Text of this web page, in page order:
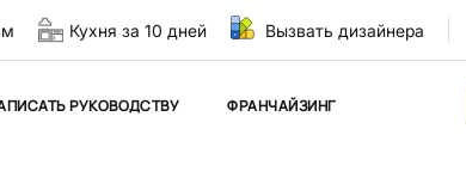
Кухня за 10 дней Вызвать дизайнера
РУКОВОДСТВУ ФРАНЧАЙЗИНГ